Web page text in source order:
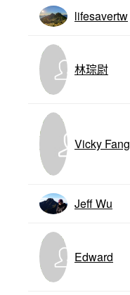
lifesavertw
林琮尉
Vicky Fang
Jeff Wu
Edward